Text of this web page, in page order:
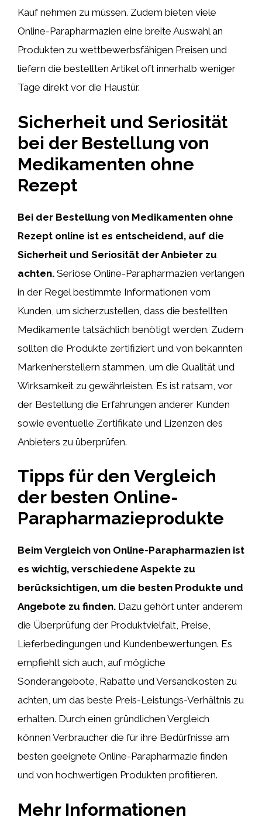
Kauf nehmen zu müssen. Zudem bieten viele
Online-Parapharmazien eine breite Auswahl an
Produkten zu wettbewerbsfähigen Preisen und
liefern die bestellten Artikel oft innerhalb weniger
Tage direkt vor die Haustür.
Sicherheit und Seriosität
bei der Bestellung von
Medikamenten ohne
Rezept
Bei der Bestellung von Medikamenten ohne
Rezept online ist es entscheidend, auf die
Sicherheit und Seriosität der Anbieter zu
achten. Seriöse Online-Parapharmazien verlangen
in der Regel bestimmte Informationen vom
Kunden, um sicherzustellen, dass die bestellten
Medikamente tatsächlich benötigt werden. Zudem
sollten die Produkte zertifiziert und von bekannten
Markenherstellern stammen, um die Qualität und
Wirksamkeit zu gewährleisten. Es ist ratsam, vor
der Bestellung die Erfahrungen anderer Kunden
sowie eventuelle Zertifikate und Lizenzen des
Anbieters zu überprüfen.
Tipps für den Vergleich
der besten Online-
Parapharmazieprodukte
Beim Vergleich von Online-Parapharmazien ist
es wichtig, verschiedene Aspekte zu
berücksichtigen, um die besten Produkte und
Angebote zu finden. Dazu gehört unter anderem
die Überprüfung der Produktvielfalt, Preise,
Lieferbedingungen und Kundenbewertungen. Es
empfiehlt sich auch, auf mögliche
Sonderangebote, Rabatte und Versandkosten zu
achten, um das beste Preis-Leistungs-Verhältnis zu
erhalten. Durch einen gründlichen Vergleich
können Verbraucher die für ihre Bedürfnisse am
besten geeignete Online-Parapharmazie finden
und von hochwertigen Produkten profitieren.
Mehr Informationen